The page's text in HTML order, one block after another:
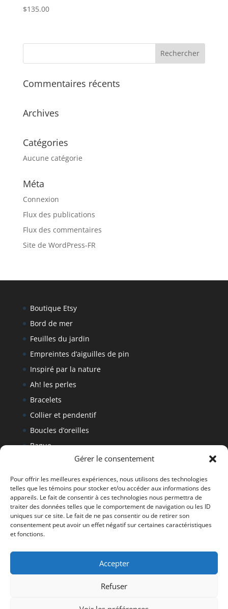
Gérer le consentement
Pour offrir les meilleures expériences, nous utilisons des technologies
telles que les témoins pour stocker et/ou accéder aux informations des
appareils. Le fait de consentir à ces technologies nous permettra de
traiter des données telles que le comportement de navigation ou les ID
uniques sur ce site. Le fait de ne pas consentir ou de retirer son
consentement peut avoir un effet négatif sur certaines caractéristiques
et fonctions.
Accepter
Refuser
$135.00
Commentaires récents
Archives
Catégories
Aucune catégorie
Méta
Connexion
Flux des publications
Flux des commentaires
Site de WordPress-FR
Boutique Etsy
Bord de mer
Feuilles du jardin
Empreintes d’aiguilles de pin
Inspiré par la nature
Ah! les perles
Bracelets
Collier et pendentif
Boucles d’oreilles
Bague
Politique de retour
Tous droits réservés Denise Fournier 2019